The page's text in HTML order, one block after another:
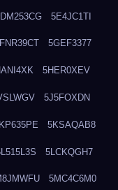
5E4JC1TI
5GEF3377
5HER0XEV
5J5FOXDN
5KSAQAB8
5LCKQGH7
5MC4C6M0